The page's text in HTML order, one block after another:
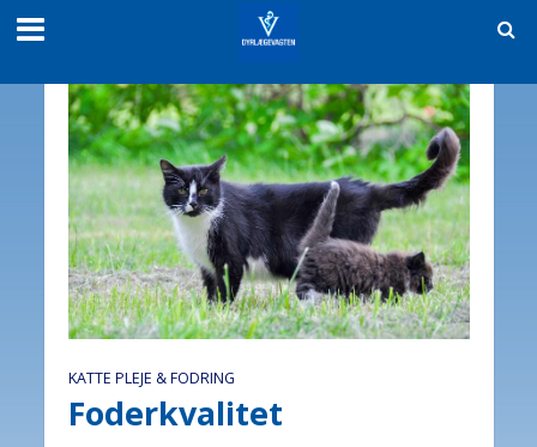
KATTE PLEJE & FODRING
Foderkvalitet